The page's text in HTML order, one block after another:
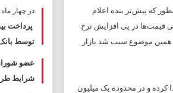
که پیش‌تر بنده اعلام
قیمت‌ها در پی افزایش نرخ
همین موضوع سبب شد بازار
این هفته نسبت به اوایل هفته حدود ۲۰۰هزار تومان افزایش پیدا کرده و در محدوده یک میلیون
در چهار ماه نخست
توسط
عضو
شرایط